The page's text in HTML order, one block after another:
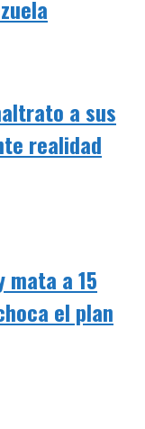
a sus
realidad
a 15
el plan